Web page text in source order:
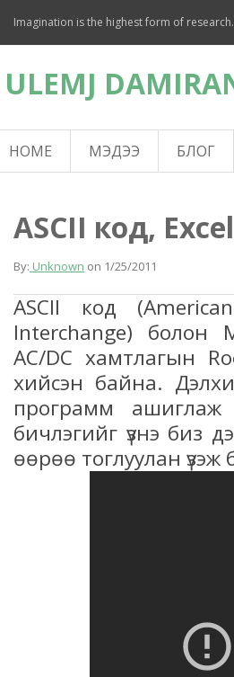
Imagination is the highest form of research.
ULEMJ
HOME МЭДЭЭ БЛОГ
ASCII код,
By: Unknown on 1/25/2011
ASCII код
Interchange) болон
AC/DC хамтлагын
хийсэн байна.
программ
бичлэгийг үзнэ биз
өөрөө тоглуулан